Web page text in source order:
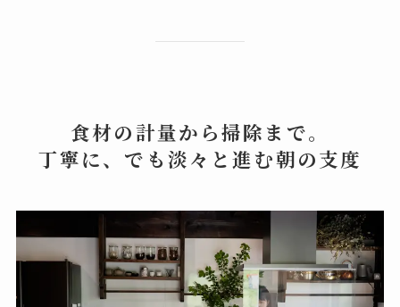
食材の計量から掃除まで。
丁寧に、でも淡々と進む朝の支度